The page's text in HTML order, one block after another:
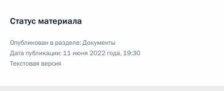
Статус материала
Опубликован в разделе:Документы
Дата публикации: 11 июня 2022 года, 19:30
Текстовая версия